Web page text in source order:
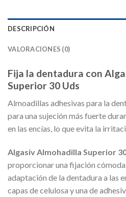
DESCRIPCIÓN
VALORACIONES (0)
Fija la dentadura con
Superior 30 Uds
Almoadillas adhesivas para la
para una sujeción más fuerte
en las encías, lo que evita la
Algasiv Almohadilla Superior
proporcionar una fijación
adaptación de la dentadura a las
capas de celulosa y una de